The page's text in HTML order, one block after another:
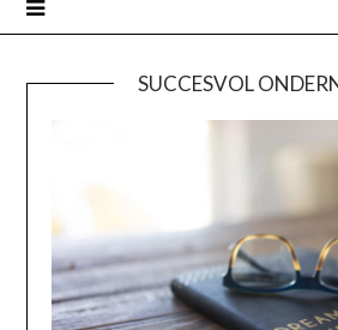
SUCCESVOL